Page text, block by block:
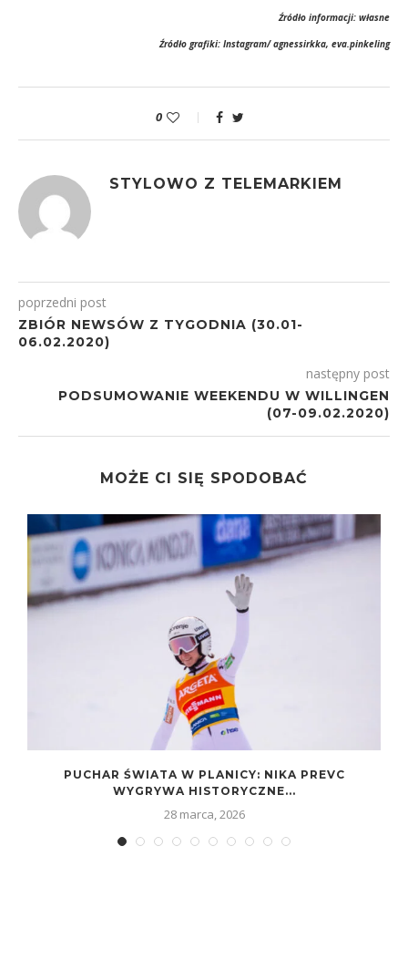
Źródło informacji: własne
Źródło grafiki: Instagram/ agnessirkka, eva.pinkeling
0
STYLOWO Z TELEMARKIEM
poprzedni post
ZBIÓR NEWSÓW Z TYGODNIA (30.01-
06.02.2020)
następny post
PODSUMOWANIE WEEKENDU W WILLINGEN
(07-09.02.2020)
MOŻE CI SIĘ SPODOBAĆ
PUCHAR ŚWIATA W PLANICY: NIKA PREVC
WYGRYWA HISTORYCZNE...
28 marca, 2026